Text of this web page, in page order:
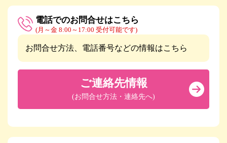
電話でのお問合せはこちら
(月～金 8:00～17:00 受付可能です)
お問合せ方法、電話番号などの情報はこちら
ご連絡先情報
(お問合せ方法・連絡先へ)